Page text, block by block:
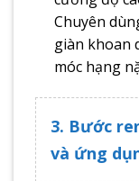
Chuyên
giàn khoan
móc hạng
3. Bước
và ứng